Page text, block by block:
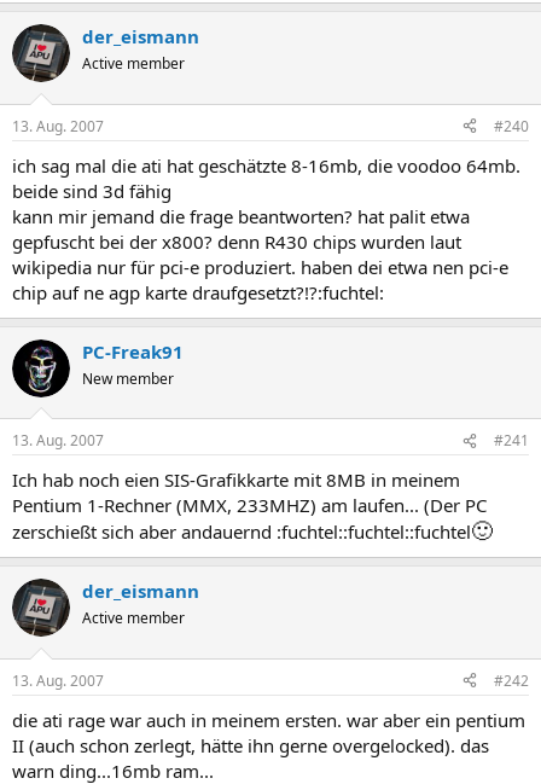
der_eismann
Active member
13. Aug. 2007 #240
ich sag mal die ati hat geschätzte 8-16mb, die voodoo 64mb.
beide sind 3d fähig
kann mir jemand die frage beantworten? hat palit etwa
gepfuscht bei der x800? denn R430 chips wurden laut
wikipedia nur für pci-e produziert. haben dei etwa nen pci-e
chip auf ne agp karte draufgesetzt?!?:fuchtel:
PC-Freak91
New member
13. Aug. 2007 #241
Ich hab noch eien SIS-Grafikkarte mit 8MB in meinem
Pentium 1-Rechner (MMX, 233MHZ) am laufen... (Der PC
zerschießt sich aber andauernd :fuchtel::fuchtel::fuchtel🙂
der_eismann
Active member
13. Aug. 2007 #242
die ati rage war auch in meinem ersten. war aber ein pentium
II (auch schon zerlegt, hätte ihn gerne overgelocked). das
warn ding...16mb ram...